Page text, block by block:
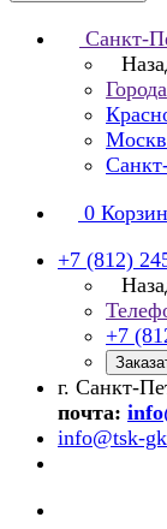
Санкт-
Города
0
+7 (812)
+7
г. Санкт-
почта:
info@tsk-